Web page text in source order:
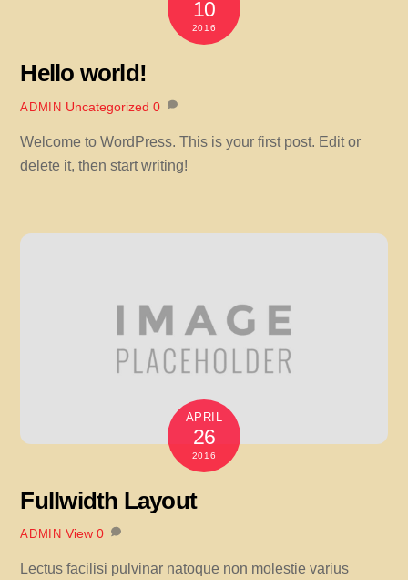
10
2016
Hello world!
ADMIN Uncategorized 0
Welcome to WordPress. This is your first post. Edit or
delete it, then start writing!
APRIL
26
2016
Fullwidth Layout
ADMIN View 0
Lectus facilisi pulvinar natoque non molestie varius